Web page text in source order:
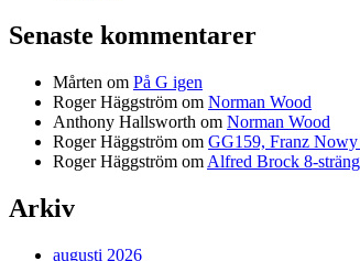
Senaste kommentarer
Mårten om På G igen
Roger Häggström om Norman Wood
Anthony Hallsworth om Norman Wood
Roger Häggström om GG159, Franz Nowy
Roger Häggström om Alfred Brock 8-
Arkiv
augusti 2026